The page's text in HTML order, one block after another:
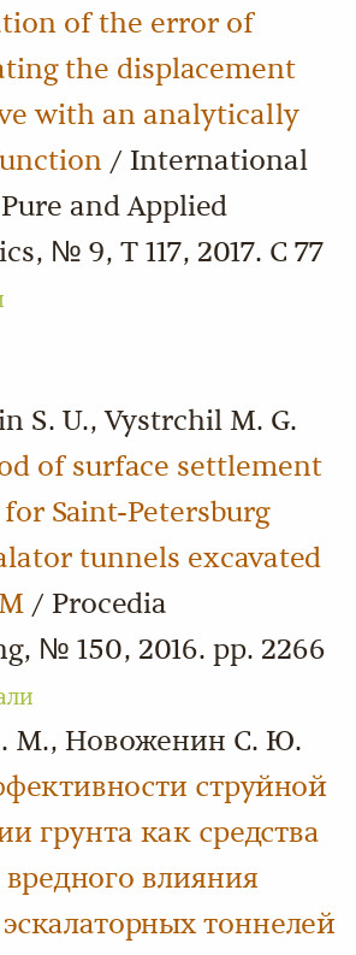
of the error of
the displacement
with an analytically
/ International
and Applied
№ 9, Т 117, 2017. С 77
S. U., Vystrchil M. G.
of surface settlement
Saint-Petersburg
tunnels excavated
/ Procedia
№ 150, 2016. pp. 2266
М., Новоженин С. Ю.
струйной
грунта как средства
влияния
тоннелей